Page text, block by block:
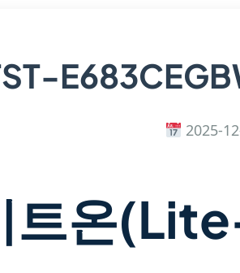
2025-
트온